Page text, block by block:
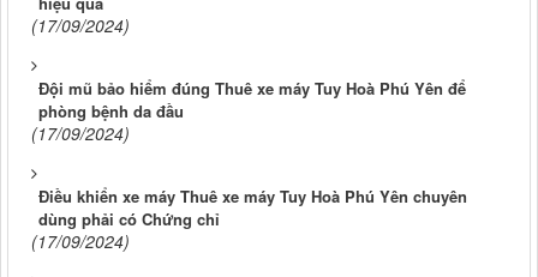
(17/09/2024)
Đội mũ bảo hiểm đúng Thuê xe máy Tuy Hoà Phú Yên để
phòng bệnh da đầu
(17/09/2024)
Điều khiển xe máy Thuê xe máy Tuy Hoà Phú Yên chuyên
dùng phải có Chứng chỉ
(17/09/2024)